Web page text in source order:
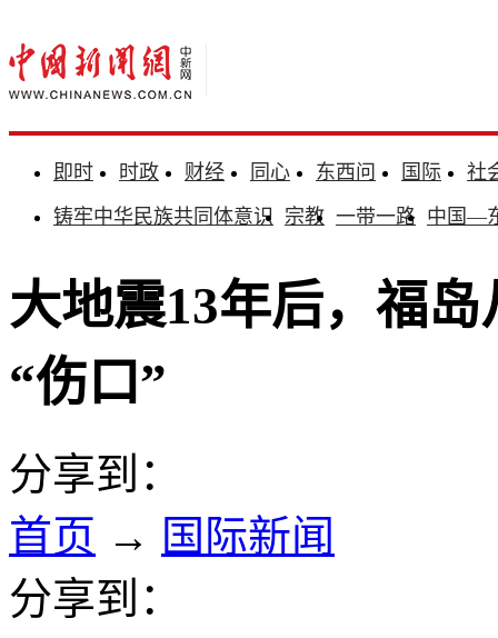
即时 时政 财经 同心 东西问 国际
社
铸牢中华民族共同体意识 宗教 一带一路 中国—
大地震13年后，福
“伤口”
分享到：
首页 → 国际新闻
分享到：